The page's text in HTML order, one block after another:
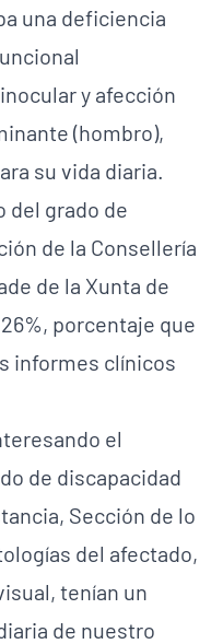
una deficiencia
y afección
(hombro),
su vida diaria.
del grado de
de la Consellería
de la Xunta de
porcentaje que
informes clínicos
el
de discapacidad
Sección de lo
del afectado,
tenían un
de nuestro